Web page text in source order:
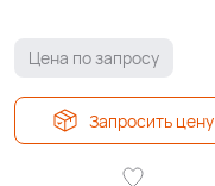
Цена по запросу
Запросить цену